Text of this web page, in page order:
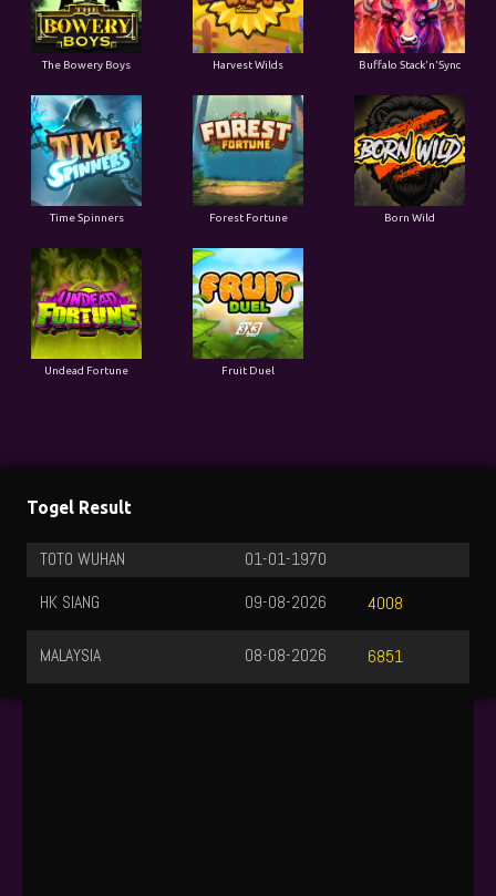
The Bowery Boys Harvest Wilds Buffalo Stack'n'Sync
Time Spinners Forest Fortune Born Wild
Undead Fortune Fruit Duel
Togel Result
TOTO WUHAN
01-01-1970
HK SIANG
4008
09-08-2026
MALAYSIA 6851
08-08-2026